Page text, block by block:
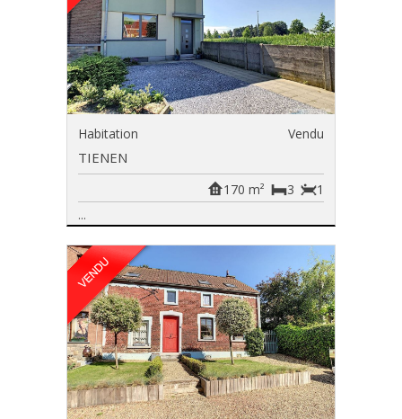
Habitation Vendu
TIENEN
1
3
170 m²
...